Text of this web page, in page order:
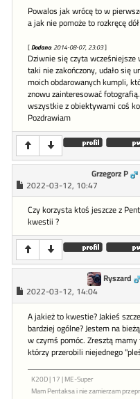
Powalos jak wrócę to w
a jak nie pomoże to rozkręcę
[Dodano: 2014-08-07, 23:03]
Dziwnie się czyta
taki nie zakończony, udało się
moich obdarowanych kumpli,
znowu zainteresować
wszystkie z obiektywami coś
Pozdrawiam
Grzegorz P
2022-03-12, 10:47
Czy korzysta ktoś jeszcze z
kwestii ?
Ryszard
2022-03-12, 14:04
A jakież to kwestie? Jakieś
bardziej ogólne? Jestem na
w czymś pomóc. Zresztą
którzy przerobili niejednego
K20D | 17 | ME-Super
Mam Pentaksa i nie zamierzam